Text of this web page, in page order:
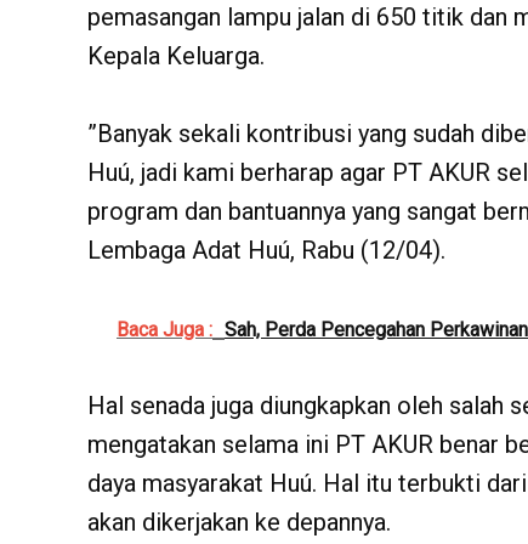
pemasangan lampu jalan di 650 titik dan
Kepala Keluarga.
”Banyak sekali kontribusi yang sudah
Huú, jadi kami berharap agar PT AKUR
program dan bantuannya yang sangat
Lembaga Adat Huú, Rabu (12/04).
Baca Juga : Sah, Perda Pencegahan
Hal senada juga diungkapkan oleh salah
mengatakan selama ini PT AKUR benar
daya masyarakat Huú. Hal itu terbukti
akan dikerjakan ke depannya.